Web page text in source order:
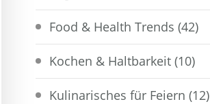
Food & Health Trends (42)
Kochen & Haltbarkeit (10)
Kulinarisches für Feiern (12)